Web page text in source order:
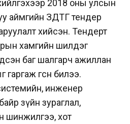
хийлгэхээр 2018 оны улсын
аймгийн ЗДТГ тендер
хийсэн. Тендерт
хамгийн шилдэг
баг шалгарч ажиллан
өгсөн билээ.
инженер
зүйн зураглал,
шинжилгээ, хот